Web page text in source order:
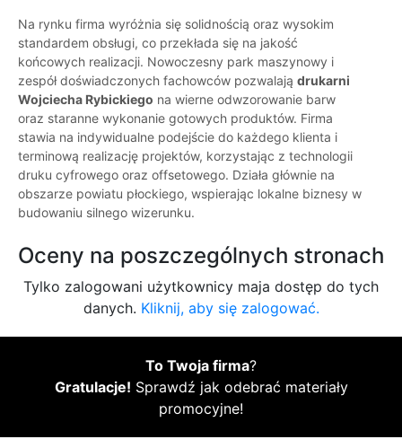
Na rynku firma wyróżnia się solidnością oraz wysokim
standardem obsługi, co przekłada się na jakość
końcowych realizacji. Nowoczesny park maszynowy i
zespół doświadczonych fachowców pozwalają drukarni
Wojciecha Rybickiego na wierne odwzorowanie barw
oraz staranne wykonanie gotowych produktów. Firma
stawia na indywidualne podejście do każdego klienta i
terminową realizację projektów, korzystając z technologii
druku cyfrowego oraz offsetowego. Działa głównie na
obszarze powiatu płockiego, wspierając lokalne biznesy w
budowaniu silnego wizerunku.
Oceny na poszczególnych stronach
Tylko zalogowani użytkownicy maja dostęp do tych
danych. Kliknij, aby się zalogować.
To Twoja firma?
Gratulacje! Sprawdź jak odebrać materiały
promocyjne!